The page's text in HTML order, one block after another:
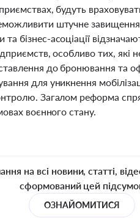
будуть
штучне завищення
бізнес-асоціації
особливо тих,
до бронювання та
для уникнення
Загалом реформа
воєнного стану.
на всі новини, статті,
сформований цей
ОЗНАЙОМИТИСЯ